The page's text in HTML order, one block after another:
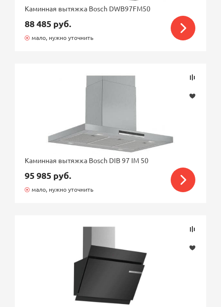
Каминная вытяжка Bosch DWB97FM50
88 485 руб.
мало, нужно уточнить
Каминная вытяжка Bosch DIB 97 IM 50
95 985 руб.
мало, нужно уточнить